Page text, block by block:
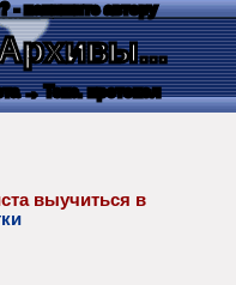
- напишите автору
→ Текс. протокол
выучиться в